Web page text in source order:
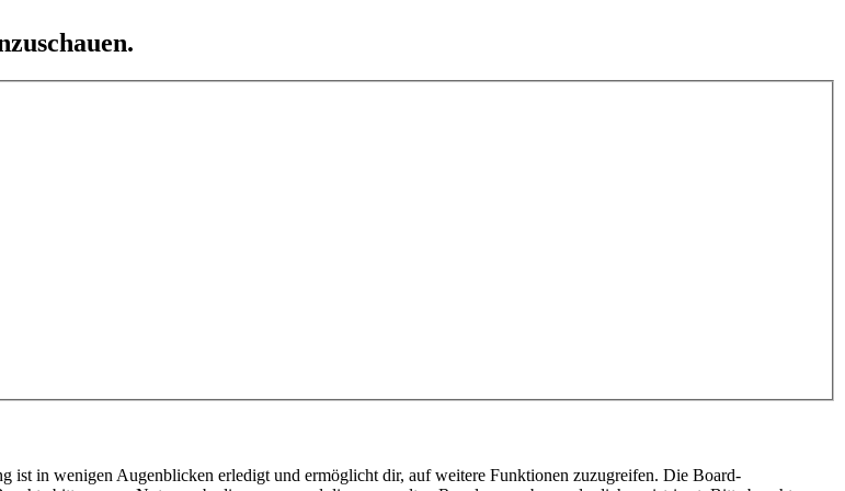
ist in wenigen Augenblicken erledigt und ermöglicht dir, auf weitere Funktionen zuzugreifen. Die Board-